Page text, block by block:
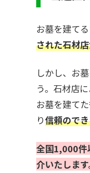
お墓を建て
された石材
しかし、お
う。石材店
お墓を建て
り信頼ので
全国1,000件
介いたします